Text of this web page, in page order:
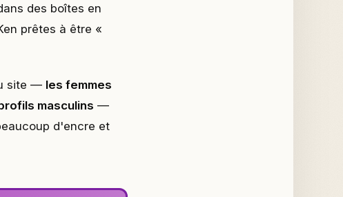
des boîtes en
prêtes à être «
site — les femmes
masculins —
d'encre et